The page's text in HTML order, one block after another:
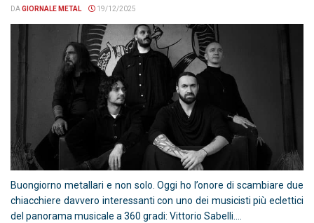
DAGIORNALE METAL 19/12/2025
Buongiorno metallari e non solo. Oggi ho l’onore di scambiare due
chiacchiere davvero interessanti con uno dei musicisti più eclettici
del panorama musicale a 360 gradi: Vittorio Sabelli....